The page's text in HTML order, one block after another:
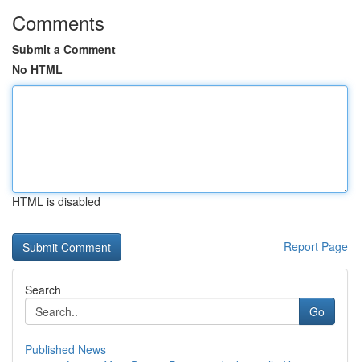
Comments
Submit a Comment
No HTML
HTML is disabled
Report Page
Search
Go
Published News